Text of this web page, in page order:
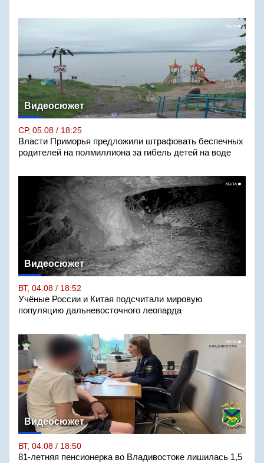
Видеосюжет
СР, 05.08 / 18:25
Власти Приморья предложили штрафовать беспечных
родителей на полмиллиона за гибель детей на воде
Видеосюжет
ВТ, 04.08 / 18:52
Учёные России и Китая подсчитали мировую
популяцию дальневосточного леопарда
Видеосюжет
ВТ, 04.08 / 18:50
81-летняя пенсионерка во Владивостоке лишилась 1,5